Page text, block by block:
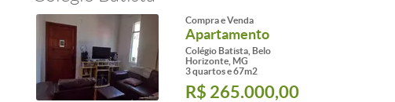
Compra e Venda
Apartamento
Colégio Batista, Belo
Horizonte, MG
3 quartos e 67m2
R$ 265.000,00